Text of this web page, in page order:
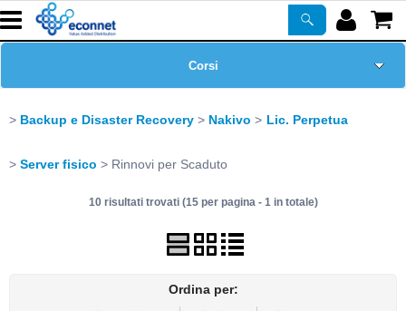
Chi siamo
Prodotti
Corsi
ASSISTENZA
Certificazioni
Backup e Disaster Recovery Nakivo Lic. Perpetua
Server fisico Rinnovi per Scaduto
10 risultati trovati (15 per pagina - 1 in totale)
Ordina per: